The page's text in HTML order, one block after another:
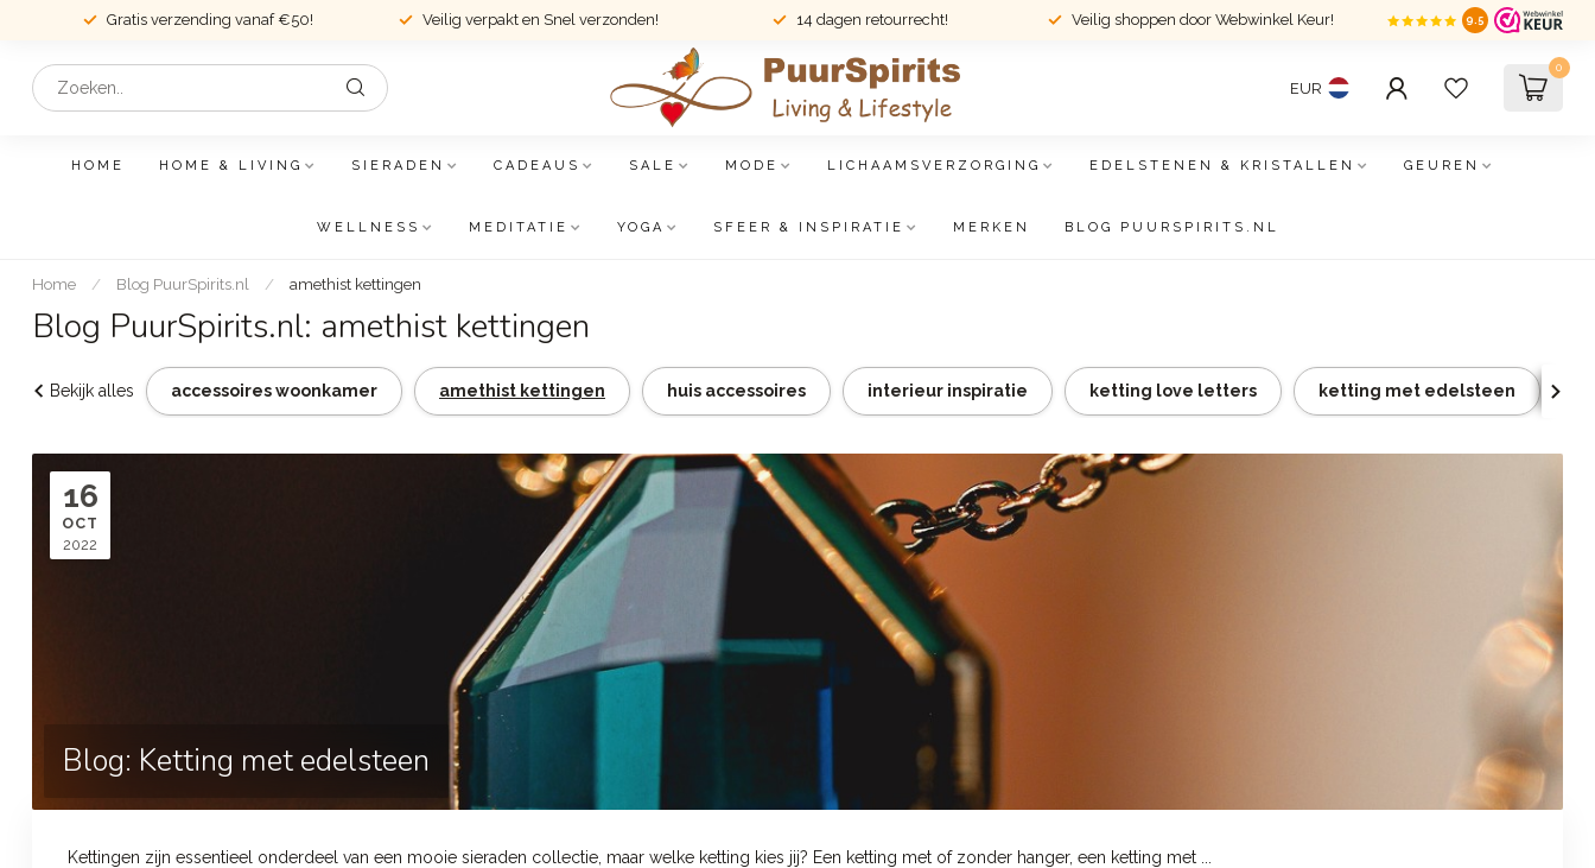
Gratis verzending vanaf €50! Veilig verpakt en Snel verzonden! 14 dagen retourrecht! Veilig shoppen door Webwinkel Keur! 9.5
EUR
0
HOME HOME & LIVING SIERADEN CADEAUS SALE MODE LICHAAMSVERZORGING EDELSTENEN & KRISTALLEN GEUREN
WELLNESS MEDITATIE YOGA SFEER & INSPIRATIE MERKEN BLOG PUURSPIRITS.NL
Home / Blog PuurSpirits.nl / amethist kettingen
Blog PuurSpirits.nl: amethist kettingen
Bekijk alles accessoires woonkamer amethist kettingen huis accessoires interieur inspiratie ketting love letters ketting met edelsteen
16
OCT
2022
Blog: Ketting met edelsteen
Kettingen zijn essentieel onderdeel van een mooie sieraden collectie, maar welke ketting kies jij? Een ketting met of zonder hanger, een ketting met ...